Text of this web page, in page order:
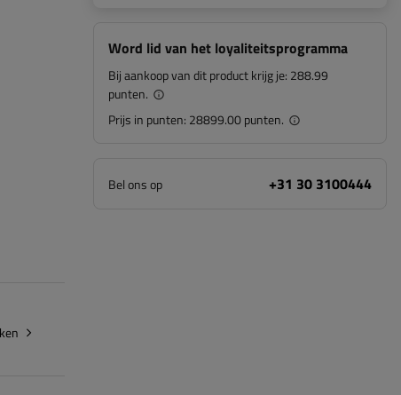
Word lid van het loyaliteitsprogramma
Bij aankoop van dit product krijg je: 288.99
punten.
Prijs in punten: 28899.00 punten.
Bel ons op +31 30 3100444